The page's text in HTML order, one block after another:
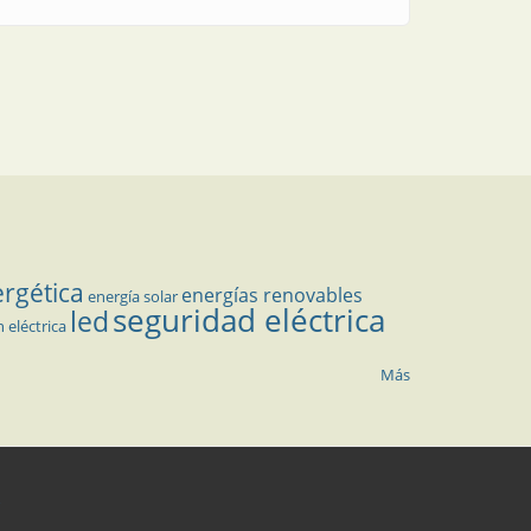
energía solar energías renovables
eléctrica ledseguridad eléctrica
Más